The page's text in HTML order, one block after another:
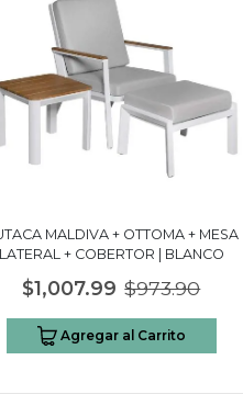
MALDIVA + OTTOMA + MESA
LATERAL + COBERTOR | BLANCO
$1,007.99 $973.90
Agregar al Carrito